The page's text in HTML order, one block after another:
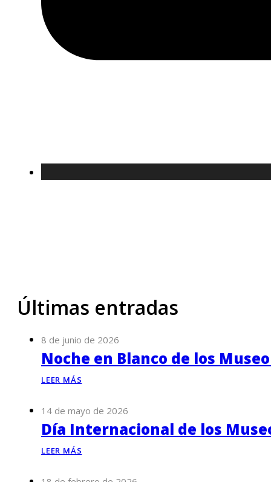
Últimas entradas
8 de junio de 2026
Noche en Blanco de los
LEER MÁS
14 de mayo de 2026
Día Internacional de los
LEER MÁS